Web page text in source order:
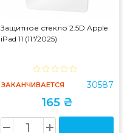
Защитное стекло 2.5D Apple
iPad 11 (11"/2025)
ЗАКАНЧИВАЕТСЯ 30587
165 ₴